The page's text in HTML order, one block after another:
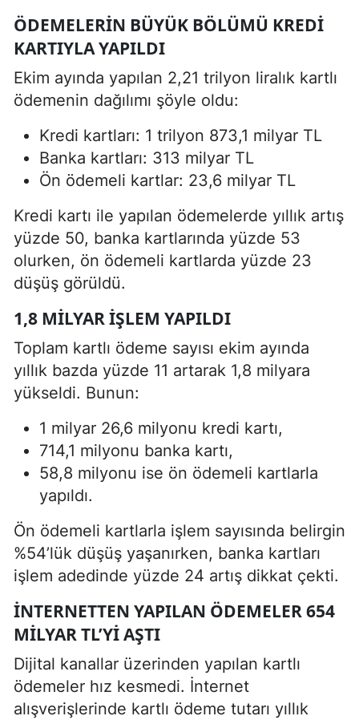
ÖDEMELERIN BÜYÜK BÖLÜMÜ KREDI
KARTIYLA YAPILDI
Ekim ayında yapılan 2,21 trilyon liralık kartlı
ödemenin dağılımı şöyle oldu:
Kredi kartları: 1 trilyon 873,1 milyar TL
Banka kartları: 313 milyar TL
Ön ödemeli kartlar: 23,6 milyar TL
Kredi kartı ile yapılan ödemelerde yıllık artış
yüzde 50, banka kartlarında yüzde 53
olurken, ön ödemeli kartlarda yüzde 23
düşüş görüldü.
1,8 MILYAR İŞLEM YAPILDI
Toplam kartlı ödeme sayısı ekim ayında
yıllık bazda yüzde 11 artarak 1,8 milyara
yükseldi. Bunun:
1 milyar 26,6 milyonu kredi kartı,
714,1 milyonu banka kartı,
58,8 milyonu ise ön ödemeli kartlarla
yapıldı.
Ön ödemeli kartlarla işlem sayısında belirgin
%54’lük düşüş yaşanırken, banka kartları
işlem adedinde yüzde 24 artış dikkat çekti.
İNTERNETTEN YAPILAN ÖDEMELER 654
MILYAR TL’YI AŞTI
Dijital kanallar üzerinden yapılan kartlı
ödemeler hız kesmedi. İnternet
alışverişlerinde kartlı ödeme tutarı yıllık